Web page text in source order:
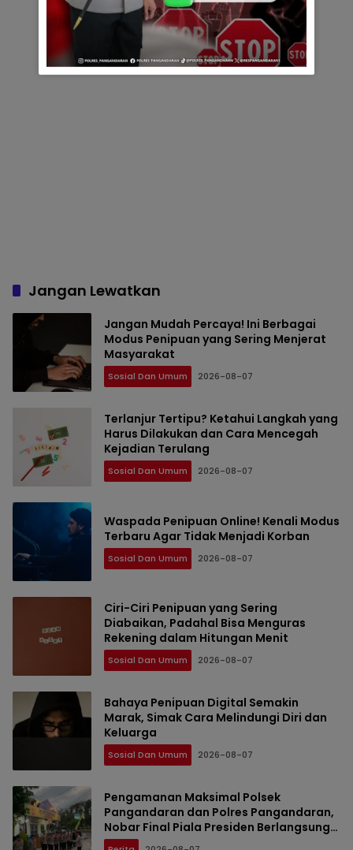
Jangan Lewatkan
Jangan Mudah Percaya! Ini Berbagai
Modus Penipuan yang Sering Menjerat
Masyarakat
Sosial Dan Umum 2026-08-07
Terlanjur Tertipu? Ketahui Langkah yang
Harus Dilakukan dan Cara Mencegah
Kejadian Terulang
Sosial Dan Umum 2026-08-07
Waspada Penipuan Online! Kenali Modus
Terbaru Agar Tidak Menjadi Korban
Sosial Dan Umum 2026-08-07
Ciri-Ciri Penipuan yang Sering
Diabaikan, Padahal Bisa Menguras
Rekening dalam Hitungan Menit
Sosial Dan Umum 2026-08-07
Bahaya Penipuan Digital Semakin
Marak, Simak Cara Melindungi Diri dan
Keluarga
Sosial Dan Umum 2026-08-07
Pengamanan Maksimal Polsek
Pangandaran dan Polres Pangandaran,
Nobar Final Piala Presiden Berlangsung
Aman